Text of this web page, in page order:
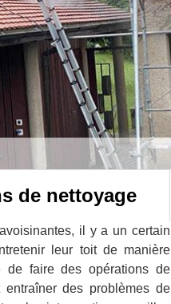
de nettoyage
il y a un certain
leur toit de manière
faire des opérations de
des problèmes de